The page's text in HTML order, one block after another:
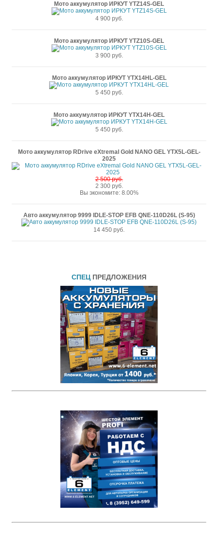
СПЕЦ ПРЕДЛОЖЕНИЯ
Мото аккумулятор ИРКУТ YTZ14S-GEL
4 900 руб.
Мото аккумулятор ИРКУТ YTZ10S-GEL
3 900 руб.
Мото аккумулятор ИРКУТ YTX14HL-GEL
5 450 руб.
Мото аккумулятор ИРКУТ YTX14H-GEL
5 450 руб.
Мото аккумулятор RDrive eXtremal Gold NANO GEL YTX5L-GEL-
2025
2 500 руб.
2 300 руб.
Вы экономите: 8.00%
Авто аккумулятор 9999 IDLE-STOP EFB QNE-110D26L (S-95)
14 450 руб.